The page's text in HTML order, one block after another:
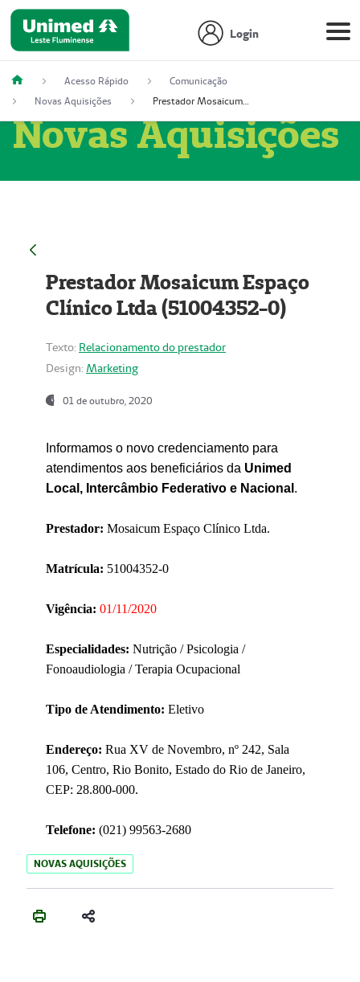
Login
Acesso Rápido
Comunicação
Novas Aquisições
Prestador Mosaicum Espaço Clínico Ltda (51004352-0)
Novas Aquisições
Prestador Mosaicum Espaço
Clínico Ltda (51004352-0)
Texto: Relacionamento do prestador
Design: Marketing
01 de outubro, 2020
Informamos o novo credenciamento para
atendimentos aos beneficiários da Unimed
Local, Intercâmbio Federativo e Nacional .
Prestador: Mosaicum Espaço Clínico Ltda.
Matrícula: 51004352-0
Vigência: 01/11/2020
Especialidades: Nutrição / Psicologia /
Fonoaudiologia / Terapia Ocupacional
Tipo de Atendimento: Eletivo
Endereço: Rua XV de Novembro, nº 242, Sala
106, Centro, Rio Bonito, Estado do Rio de Janeiro,
CEP: 28.800-000.
Telefone: (021) 99563-2680
NOVAS AQUISIÇÕES